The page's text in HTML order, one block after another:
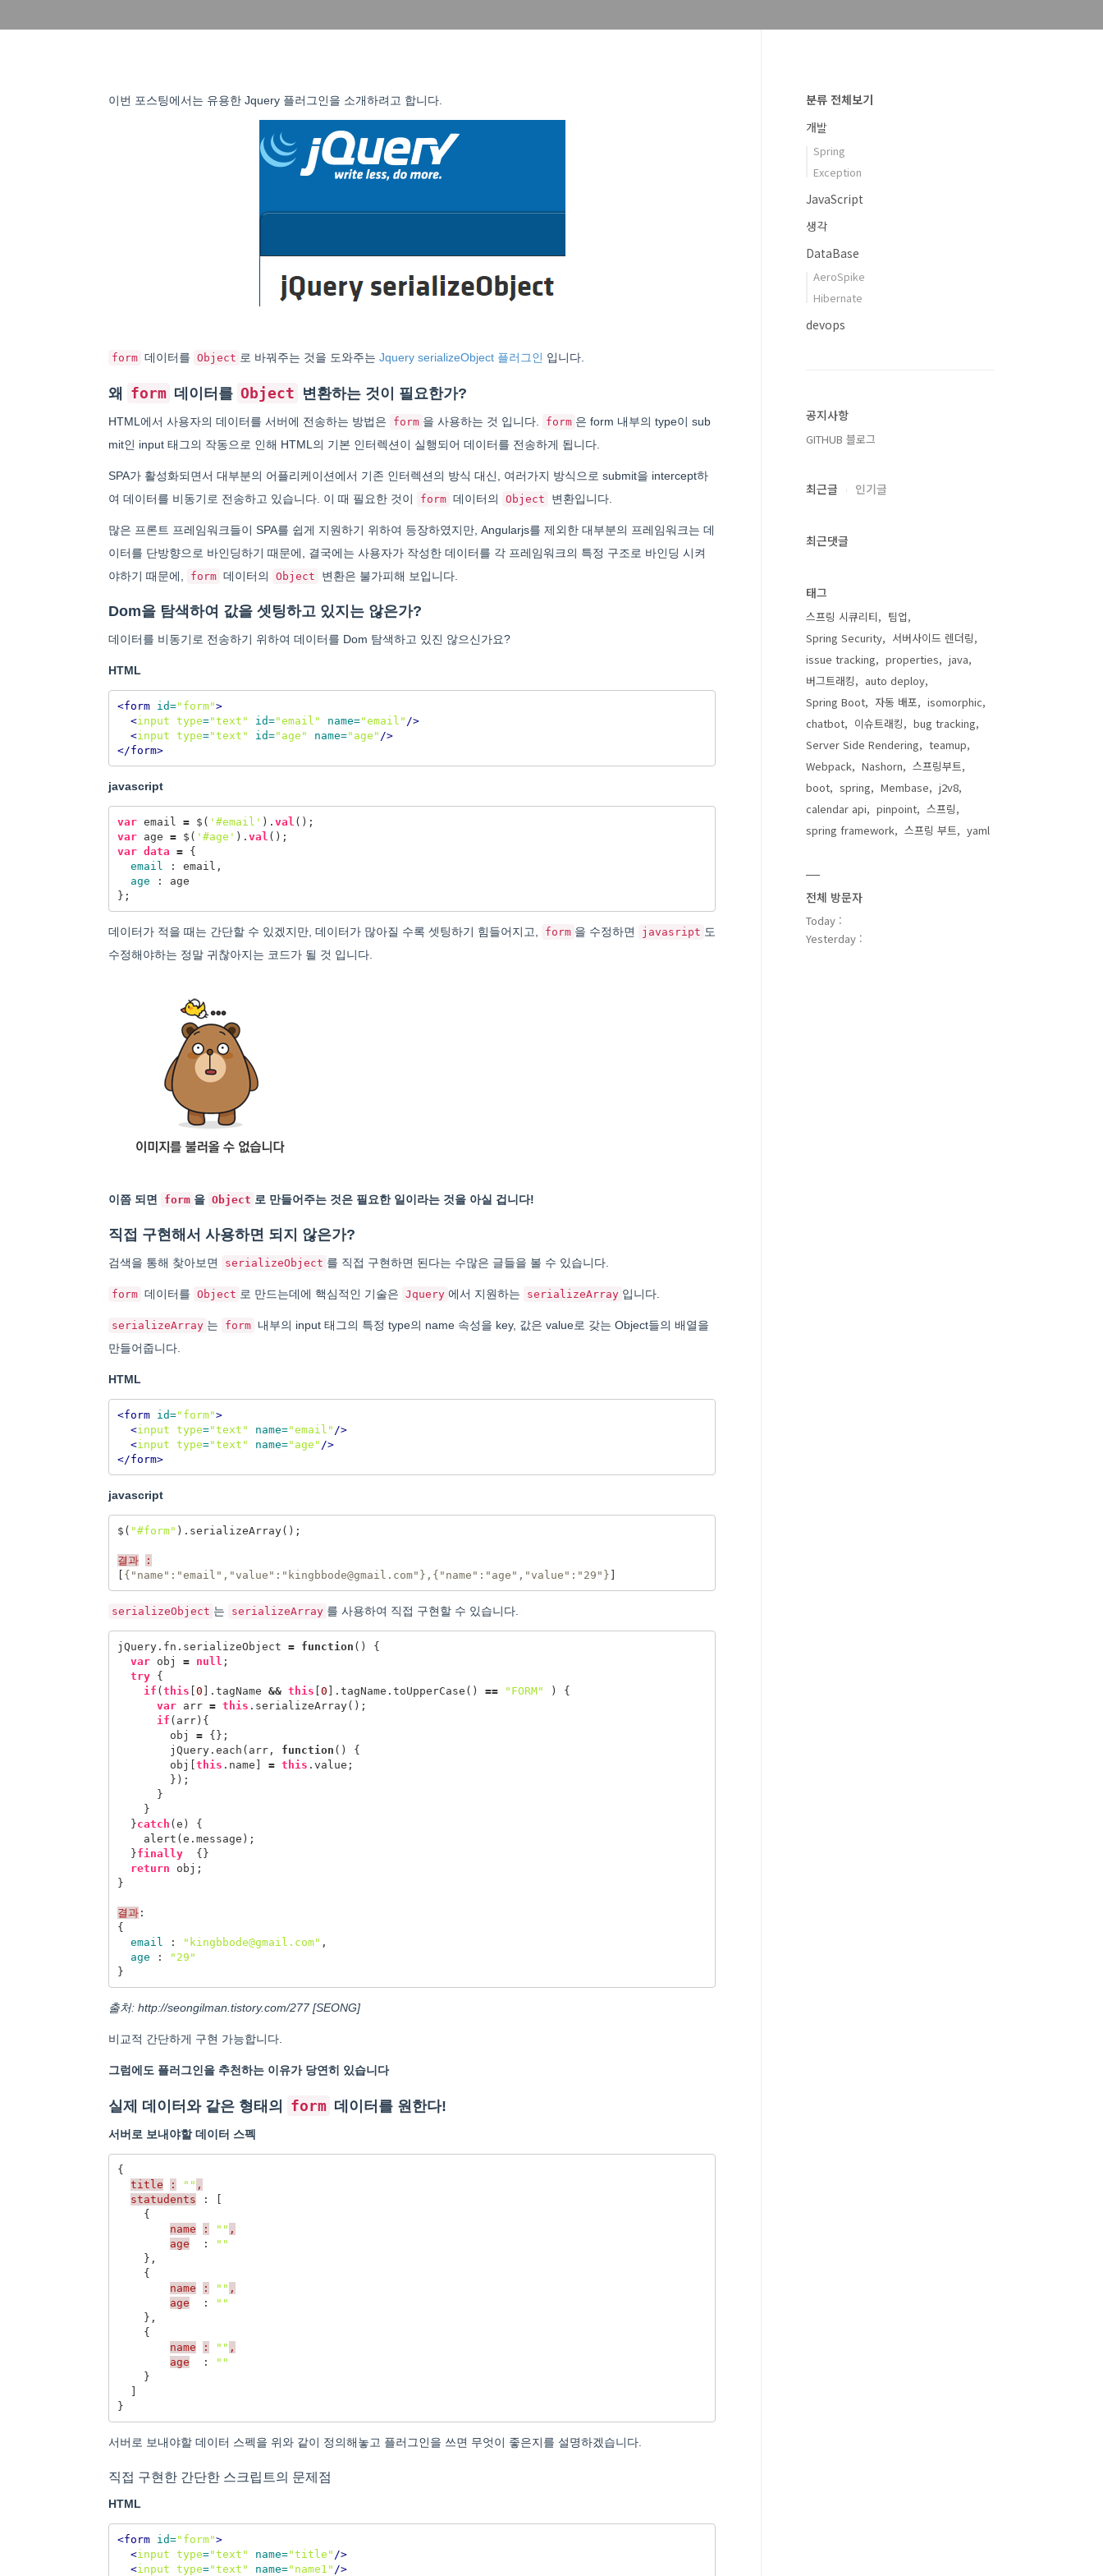
이번 포스팅에서는 유용한 Jquery 플러그인을 소개하려고 합니다.
form 데이터를 Object 로 바꿔주는 것을 도와주는 Jquery serializeObject 플러그인 입니다.
왜 form 데이터를 Object 변환하는 것이 필요한가?
HTML에서 사용자의 데이터를 서버에 전송하는 방법은 form 을 사용하는 것 입니다. form 은 form 내부의 type이 sub
mit인 input 태그의 작동으로 인해 HTML의 기본 인터렉션이 실행되어 데이터를 전송하게 됩니다.
SPA가 활성화되면서 대부분의 어플리케이션에서 기존 인터렉션의 방식 대신, 여러가지 방식으로 submit을 intercept하
여 데이터를 비동기로 전송하고 있습니다. 이 때 필요한 것이
form 데이터의 Object 변환입니다.
많은 프론트 프레임워크들이 SPA를 쉽게 지원하기 위하여 등장하였지만, Angularjs를 제외한 대부분의 프레임워크는 데
이터를 단방향으로 바인딩하기 때문에, 결국에는 사용자가 작성한 데이터를 각 프레임워크의 특정 구조로 바인딩 시켜
야하기 때문에,
form 데이터의 Object 변환은 불가피해 보입니다.
Dom을 탐색하여 값을 셋팅하고 있지는 않은가?
데이터를 비동기로 전송하기 위하여 데이터를 Dom 탐색하고 있진 않으신가요?
HTML
<form id="form">
<input type="text" id="email" name="email" />
<input type="text" id="age" name="age" />
</form>
javascript
var email = $ ( '#email' ). val ();
var
age = $ ( '#age' ). val ();
var data =
{
email
: email ,
age
:
age
};
데이터가 적을 때는 간단할 수 있겠지만, 데이터가 많아질 수록 셋팅하기 힘들어지고, form 을 수정하면 javasript 도
수정해야하는 정말 귀찮아지는 코드가 될 것 입니다.
이쯤 되면 form 을 Object 로 만들어주는 것은 필요한 일이라는 것을 아실 겁니다!
직접 구현해서 사용하면 되지 않은가?
검색을 통해 찾아보면 serializeObject 를 직접 구현하면 된다는 수많은 글들을 볼 수 있습니다.
form 데이터를 Object 로 만드는데에 핵심적인 기술은 Jquery 에서 지원하는 serializeArray 입니다.
serializeArray 는 form 내부의 input 태그의 특정 type의 name 속성을 key, 값은 value로 갖는 Object들의 배열을
만들어줍니다.
HTML
<form id="form">
<input type="text" name="email" />
<input type="text" name="age" />
</form>
javascript
$ ( "#form" ). serializeArray();
결과
:
[ { "name" : "email" , "value" : "kingbbode@gmail.com" },{ "name" : "age" , "value" : "29" } ]
serializeObject 는 serializeArray 를 사용하여 직접 구현할 수 있습니다.
jQuery. fn . serializeObject = function ()
{
var
obj = null ;
try
{
if (this [0 ]. tagName && this [0 ]. tagName . toUpperCase () == "FORM" )
{
var
arr = this . serializeArray();
if ( arr){
obj
=
{};
jQuery. each ( arr, function ()
{
obj [this . name ] = this . value ;
});
}
}
}catch (e )
{
alert (e . message );
}finally
{}
return
obj ;
}
결과:
{
email
: "kingbbode@gmail.com" ,
age
:
"29"
}
출처: http://seongilman.tistory.com/277 [SEONG]
비교적 간단하게 구현 가능합니다.
그럼에도 플러그인을 추천하는 이유가 당연히 있습니다
실제 데이터와 같은 형태의 form 데이터를 원한다!
서버로 보내야할 데이터 스펙
{
title
: "" ,
statudents
:
[
{
name
: "" ,
age
:
""
},
{
name
: "" ,
age
:
""
},
{
name
: "" ,
age
:
""
}
]
}
서버로 보내야할 데이터 스펙을 위와 같이 정의해놓고 플러그인을 쓰면 무엇이 좋은지를 설명하겠습니다.
직접 구현한 간단한 스크립트의 문제점
HTML
<form id="form">
<input type="text" name="title" />
<input type="text" name="name1" />
분류 전체보기
개발
Spring
Exception
JavaScript
생각
DataBase
AeroSpike
Hibernate
devops
공지사항
GITHUB 블로그
최근글 인기글
최근댓글
태그
스프링 시큐리티
팀업
Spring Security
서버사이드 렌더링
issue tracking
properties
java
버그트래킹
auto deploy
Spring Boot
자동 배포
isomorphic
chatbot
이슈트래킹
bug tracking
Server Side Rendering
teamup
Webpack
Nashorn
스프링부트
boot
spring Membase
j2v8
calendar api
pinpoint
스프링
spring framework
스프링 부트 yaml
전체 방문자
Today :
Yesterday :